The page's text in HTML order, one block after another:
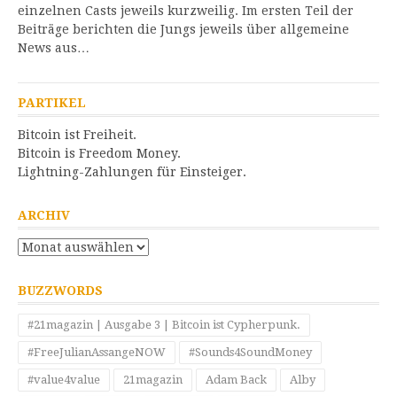
einzelnen Casts jeweils kurzweilig. Im ersten Teil der
Beiträge berichten die Jungs jeweils über allgemeine
News aus…
PARTIKEL
Bitcoin ist Freiheit.
Bitcoin is Freedom Money.
Lightning-Zahlungen für Einsteiger.
ARCHIV
Archiv
BUZZWORDS
#21magazin | Ausgabe 3 | Bitcoin ist Cypherpunk.
#FreeJulianAssangeNOW #Sounds4SoundMoney
#value4value 21magazin Adam Back Alby